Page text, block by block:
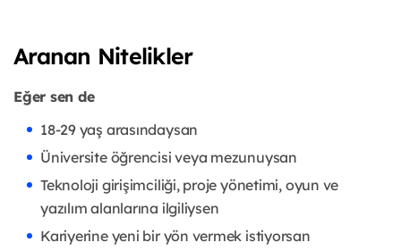
Aranan Nitelikler
Eğer sen de
18-29 yaş arasındaysan
Üniversite öğrencisi veya mezunuysan
Teknoloji girişimciliği, proje yönetimi, oyun ve
yazılım alanlarına ilgiliysen
Kariyerine yeni bir yön vermek istiyorsan